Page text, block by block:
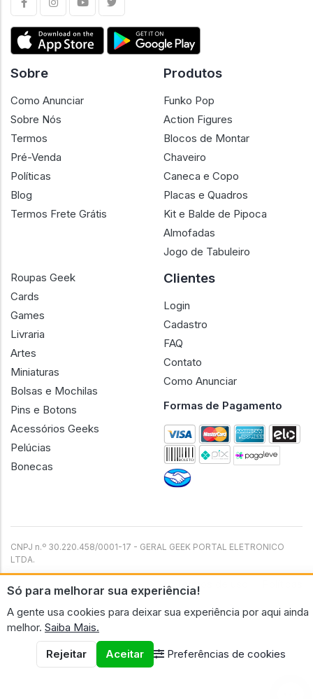
Só para melhorar sua experiência!
A gente usa cookies para deixar sua experiência por aqui ainda
melhor. Saiba Mais.
Rejeitar
Aceitar Preferências de cookies
Sobre
Como Anunciar
Sobre Nós
Termos
Pré-Venda
Políticas
Blog
Termos Frete Grátis
Produtos
Funko Pop
Action Figures
Blocos de Montar
Chaveiro
Caneca e Copo
Placas e Quadros
Kit e Balde de Pipoca
Almofadas
Jogo de Tabuleiro
Roupas Geek
Cards
Games
Livraria
Artes
Miniaturas
Bolsas e Mochilas
Pins e Botons
Acessórios Geeks
Pelúcias
Bonecas
Clientes
Login
Cadastro
FAQ
Contato
Como Anunciar
Formas de Pagamento
CNPJ n.º 30.220.458/0001-17 - GERAL GEEK PORTAL ELETRONICO
LTDA.
© 2026 Geral Geek Termos de uso